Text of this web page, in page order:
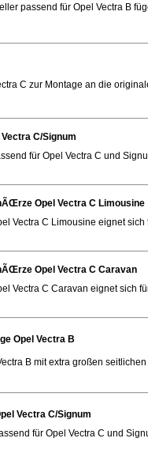
passend für Opel Vectra B
C zur Montage an die
C/Signum
für Opel Vectra C und
Opel Vectra C Limousine
Vectra C Limousine eignet sich
Opel Vectra C Caravan
Vectra C Caravan eignet sich
Opel Vectra B
B mit extra großen seitlichen
Vectra C/Signum
für Opel Vectra C und